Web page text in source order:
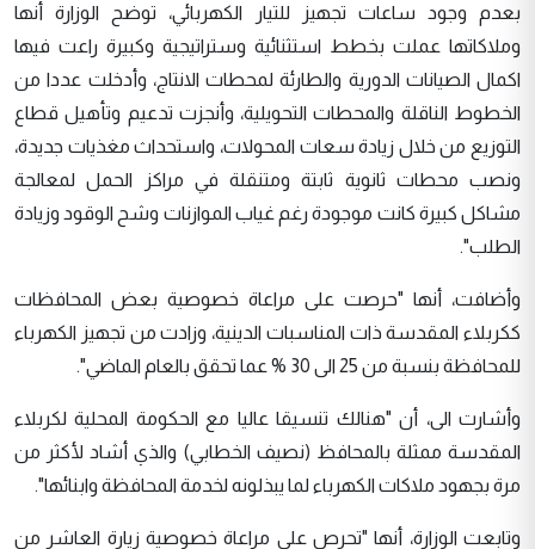
بعدم وجود ساعات تجهيز للتيار الكهربائي، توضح الوزارة أنها
وملاكاتها عملت بخطط استثنائية وستراتيجية وكبيرة راعت فيها
اكمال الصيانات الدورية والطارئة لمحطات الانتاج، وأدخلت عددا من
الخطوط الناقلة والمحطات التحويلية، وأنجزت تدعيم وتأهيل قطاع
التوزيع من خلال زيادة سعات المحولات، واستحداث مغذيات جديدة،
ونصب محطات ثانوية ثابتة ومتنقلة في مراكز الحمل لمعالجة
مشاكل كبيرة كانت موجودة رغم غياب الموازنات وشح الوقود وزيادة
الطلب".
وأضافت، أنها "حرصت على مراعاة خصوصية بعض المحافظات
ككربلاء المقدسة ذات المناسبات الدينية، وزادت من تجهيز الكهرباء
للمحافظة بنسبة من 25 الى 30 % عما تحقق بالعام الماضي".
وأشارت الى، أن "هنالك تنسيقا عاليا مع الحكومة المحلية لكربلاء
المقدسة ممثلة بالمحافظ (نصيف الخطابي) والذي أشاد لأكثر من
مرة بجهود ملاكات الكهرباء لما يبذلونه لخدمة المحافظة وابنائها".
وتابعت الوزارة، أنها "تحرص على مراعاة خصوصية زيارة العاشر من